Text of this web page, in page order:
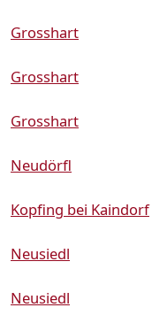
Grosshart
Grosshart
Grosshart
Neudörfl
Kopfing bei Kaindorf
Neusiedl
Neusiedl